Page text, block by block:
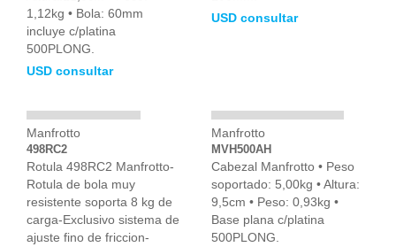
1,12kg • Bola: 60mm
incluye c/platina
500PLONG.
USD consultar
USD consultar
Manfrotto
498RC2
Rotula 498RC2 Manfrotto-
Rotula de bola muy
resistente soporta 8 kg de
carga-Exclusivo sistema de
ajuste fino de friccion-
Manfrotto
MVH500AH
Cabezal Manfrotto • Peso
soportado: 5,00kg • Altura:
9,5cm • Peso: 0,93kg •
Base plana c/platina
500PLONG.